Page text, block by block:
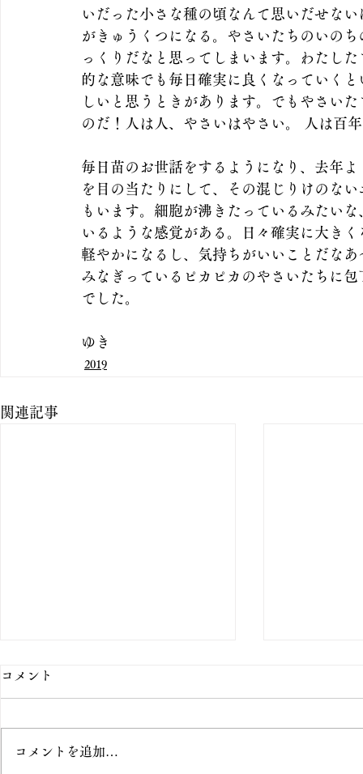
いだった小さな種の頃なんて思いだせな
がきゅうくつになる。やさいたちのいの
っくりだなと思ってしまいます。わたし
的な意味でも毎日確実に良くなっていく
しいと思うときがあります。でもやさい
のだ！人は人、やさいはやさい。 人は百
毎日苗のお世話をするようになり、去年
を目の当たりにして、その混じりけのな
もいます。細胞が沸きたっているみたい
いるような感覚がある。日々確実に大き
軽やかになるし、気持ちがいいことだな
みなぎっているピカピカのやさいたちに
でした。
ゆき
2019
関連記事
コメント
コメントを追加…